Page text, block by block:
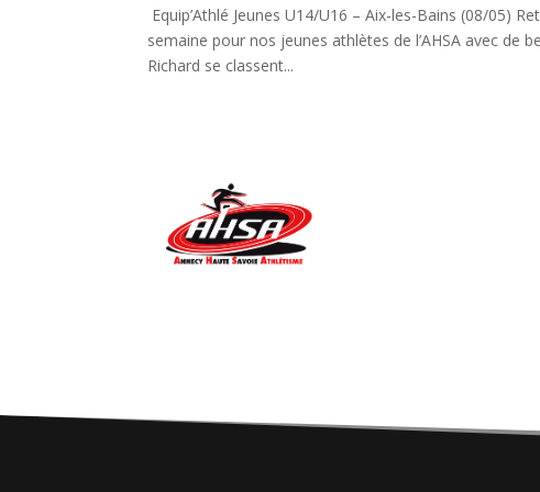
Equip’Athlé Jeunes U14/U16 – Aix-les-Bains (08/05)
semaine pour nos jeunes athlètes de l’AHSA avec de
Richard se classent...